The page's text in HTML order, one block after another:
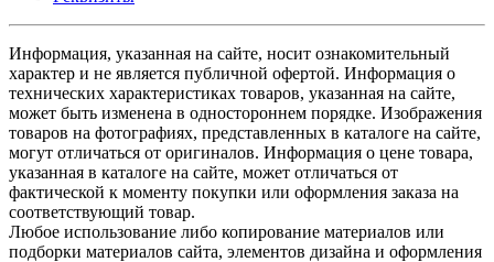
Информация, указанная на сайте, носит ознакомительный
характер и не является публичной офертой. Информация о
технических характеристиках товаров, указанная на сайте,
может быть изменена в одностороннем порядке. Изображения
товаров на фотографиях, представленных в каталоге на сайте,
могут отличаться от оригиналов. Информация о цене товара,
указанная в каталоге на сайте, может отличаться от
фактической к моменту покупки или оформления заказа на
соответствующий товар.
Любое использование либо копирование материалов или
подборки материалов сайта, элементов дизайна и оформления